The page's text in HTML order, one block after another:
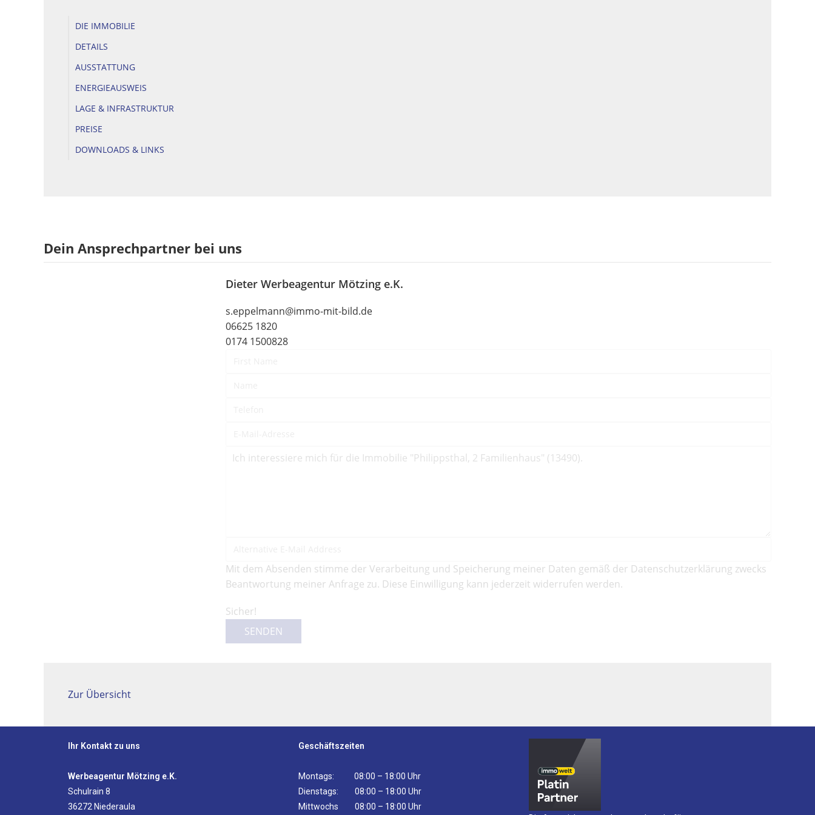
DIE IMMOBILIE
DETAILS
AUSSTATTUNG
ENERGIEAUSWEIS
LAGE & INFRASTRUKTUR
PREISE
DOWNLOADS & LINKS
Dein Ansprechpartner bei uns
Dieter Werbeagentur Mötzing e.K.
s.eppelmann@immo-mit-bild.de
06625 1820
0174 1500828
Mit dem Absenden stimme der Verarbeitung und Speicherung meiner Daten gemäß der Datenschutzerklärung zwecks
Beantwortung meiner Anfrage zu. Diese Einwilligung kann jederzeit widerrufen werden.
Sicher!
SENDEN
Zur Übersicht
Ihr Kontakt zu uns
Werbeagentur Mötzing e.K.
Schulrain 8
36272 Niederaula
Geschäftszeiten
Montags: 08:00 – 18:00 Uhr
Dienstags: 08:00 – 18:00 Uhr
Mittwochs 08:00 – 18:00 Uhr